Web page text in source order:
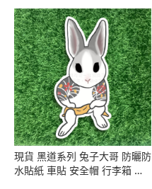
現貨 黑道系列 兔子大哥 防曬防
水貼紙 車貼 安全帽 行李箱 露